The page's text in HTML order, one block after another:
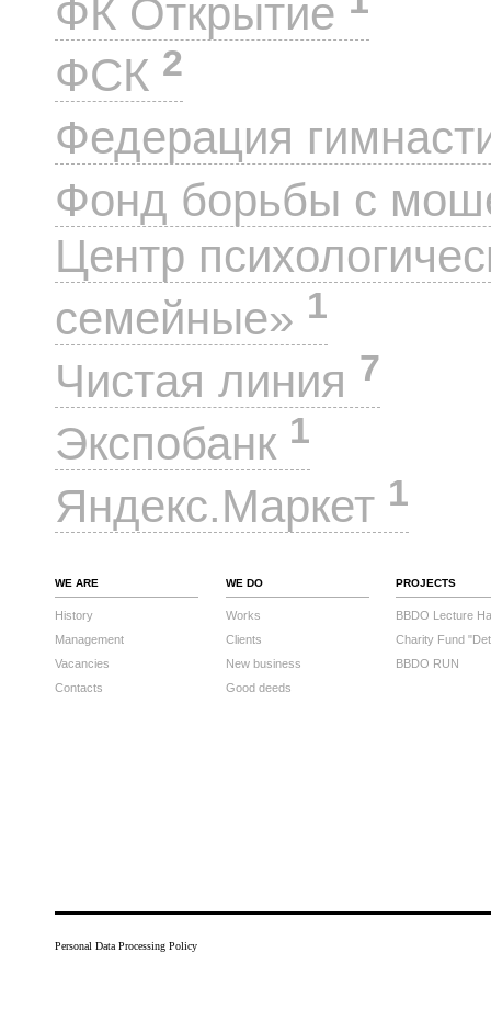
ФК Открытие
ФСК 2
Федерация
Фонд борьбы с
Центр
семейные» 1
Чистая линия 7
Экспобанк 1
Яндекс.Маркет 1
WE ARE
History
Management
Vacancies
Contacts
WE DO
Works
Clients
New business
Good deeds
PROJECTS
BBDO Lecture
Charity Fund
BBDO RUN
Personal Data Processing Policy